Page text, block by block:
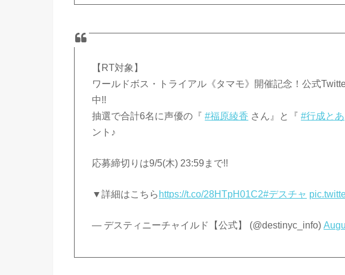
【RT対象】
ワールドボス・トライアル《タマモ》開催記念！公式
中!!
抽選で合計6名に声優の『#福原綾香 さん』と『#行成とあ
ント♪
応募締切りは9/5(木) 23:59まで!!
▼詳細はこちら https://t.co/28HTpH01C2#デスチャ
— デスティニーチャイルド【公式】 (@destinyc_info)